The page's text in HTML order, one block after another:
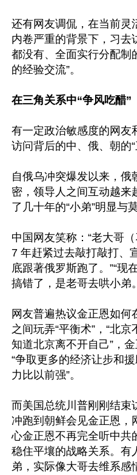
还有网友调侃，在当前灵
内卷严重的背景下，习去
都没有、全面实行分配制
的经验交流”。
在三角关系中“争风吃醋”
有一定政治敏感度的网友
访问背后的中、俄、朝的“
自俄乌冲突爆发以来，俄
密，领导人之间互动越来
了几十年的“小弟”明显与
中国网友笑称：“老大哥
7 年赶紧过去敲打敲打、
底跟著俄罗斯跑了。”“现
搞错了，是老哥去哄小弟
网友普遍热议金正恩如何
之间玩弄“平衡术”，“北
知道北京离不开自己”，
“争取更多的经济让步和
力比以前强”。
而美国总统川普刚刚结束
冲跑到朝鲜会见金正恩，
心金正恩不再完全听中共
稳住平壤的战略关系。有
弟，实际像大哥去维系感